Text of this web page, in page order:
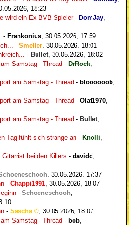
18:23
wird ein Ex BVB Spieler- DomJay
- Frankonius 30.05.2026, 17:59
- Smeller 30.05.2026, 18:01
- Bullet 30.05.2026, 18:02
Samstag - Thread - DrRock
am Samstag - Thread - bloooooob
am Samstag - Thread - Olaf1970
am Samstag - Thread - Bullet
Tag fühlt sich strange an - Knolli
bei den Killers - davidd
30.05.2026, 17:37
- Chappi1991 30.05.2026, 18:07
- Schoeneschooh
- Sascha
30.05.2026, 18:07
Samstag - Thread - bob